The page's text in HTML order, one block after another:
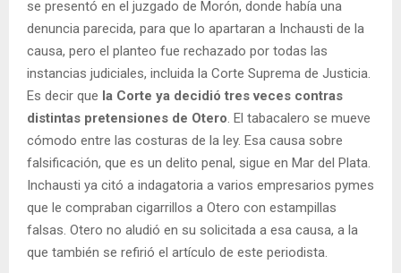
se presentó en el juzgado de Morón, donde había una
denuncia parecida, para que lo apartaran a Inchausti de la
causa, pero el planteo fue rechazado por todas las
instancias judiciales, incluida la Corte Suprema de Justicia.
Es decir que la Corte ya decidió tres veces contras
distintas pretensiones de Otero. El tabacalero se mueve
cómodo entre las costuras de la ley. Esa causa sobre
falsificación, que es un delito penal, sigue en Mar del Plata.
Inchausti ya citó a indagatoria a varios empresarios pymes
que le compraban cigarrillos a Otero con estampillas
falsas. Otero no aludió en su solicitada a esa causa, a la
que también se refirió el artículo de este periodista.